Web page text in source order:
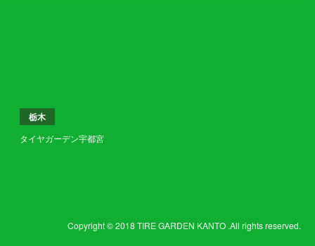
栃木
タイヤガーデン宇都宮
Copyright © 2018 TIRE GARDEN KANTO .All rights reserved.